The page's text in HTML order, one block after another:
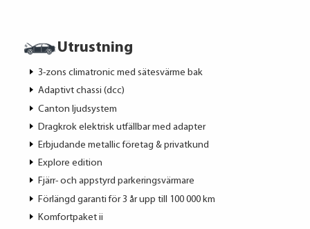
Utrustning
3-zons climatronic med sätesvärme bak
Adaptivt chassi (dcc)
Canton ljudsystem
Dragkrok elektrisk utfällbar med adapter
Erbjudande metallic företag & privatkund
Explore edition
Fjärr- och appstyrd parkeringsvärmare
Förlängd garanti för 3 år upp till 100 000 km
Komfortpaket ii